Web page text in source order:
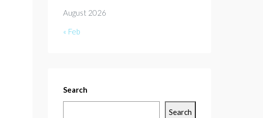
August 2026
« Feb
Search
Search